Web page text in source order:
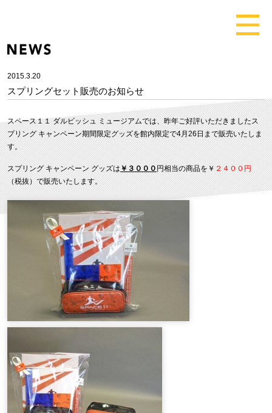
2015.3.20
スプリングセット販売のお知らせ
スペース１１ ダルビッシュ ミュージアムでは、昨年ご好評いただきましたス
プリング キャンペーン期間限定グッズを館内限定で4月26日まで販売いたしま
す。
スプリング キャンペーン グッズは￥３０００円相当の商品を￥２４００円
（税抜）で販売いたします。